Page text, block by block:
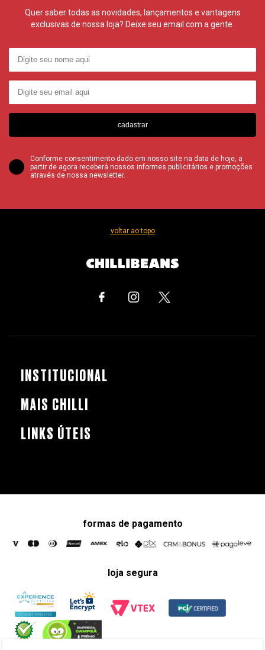
Quer saber todas as novidades, lançamentos e vantagens
exclusivas de nossa loja? Deixe seu email com a gente.
cadastrar
Conforme consentimento dado em nosso site na data de hoje, a
partir de agora receberá nossos informes publicitários e promoções
através de nossa newsletter.
voltar ao topo
INSTITUCIONAL
MAIS CHILLI
LINKS ÚTEIS
formas de pagamento
loja segura